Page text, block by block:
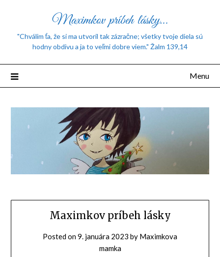
Maximkov príbeh lásky…
"Chválim ťa, že si ma utvoril tak zázračne; všetky tvoje diela sú
hodny obdivu a ja to veľmi dobre viem." Žalm 139,14
Menu
Maximkov príbeh lásky
Posted on9. januára 2023 by Maximkova
mamka